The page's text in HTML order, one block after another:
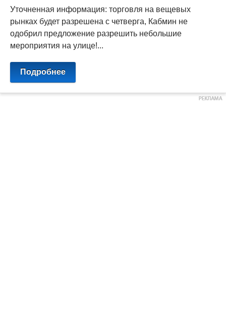
Уточненная информация: торговля на вещевых
рынках будет разрешена с четверга, Кабмин не
одобрил предложение разрешить небольшие
мероприятия на улице!...
Подробнее